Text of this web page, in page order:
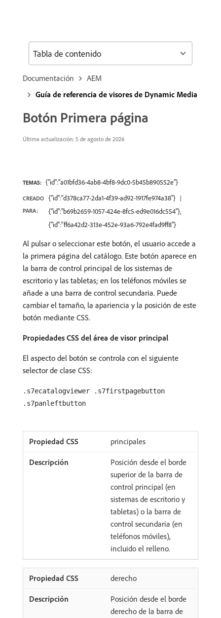
Documentación
AEM
Guía de referencia de visores de Dynamic Media
Botón Primera página
Última actualización: 5 de agosto de 2026
TEMAS: {"id":"a01bfd36-4ab8-4bf8-9dc0-5b45b890552e"}
CREADO
PARA:
{"id":"d378ca77-2da1-4f39-ad92-1917fe974a38"}
{"id":"b69b2659-1057-424e-8fc5-ed9e016dc554"},
{"id":"ff6a42d2-313e-452e-93a6-792e4fad9ff8"}
Al pulsar o seleccionar este botón, el usuario accede a
la primera página del catálogo. Este botón aparece en
la barra de control principal de los sistemas de
escritorio y las tabletas; en los teléfonos móviles se
añade a una barra de control secundaria. Puede
cambiar el tamaño, la apariencia y la posición de este
botón mediante CSS.
Propiedades CSS del área de visor principal
El aspecto del botón se controla con el siguiente
selector de clase CSS:
.s7ecatalogviewer .s7firstpagebutton
.s7panleftbutton
principales
Posición desde el borde
superior de la barra de
control principal (en
sistemas de escritorio y
tabletas) o la barra de
control secundaria (en
teléfonos móviles),
incluido el relleno.
derecho
Posición desde el borde
derecho de la barra de
Tabla de contenido